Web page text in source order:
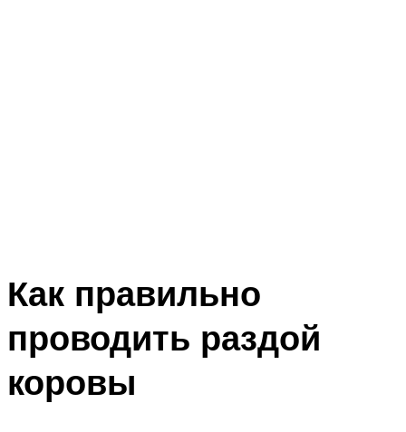
Как правильно
проводить раздой
коровы